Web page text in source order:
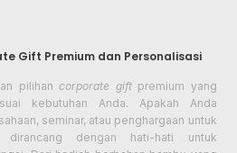
Gift Premium dan Personalisasi
pilihancorporate giftpremium yang
kebutuhan Anda. Apakah Anda
seminar, atau penghargaan untuk
dengan hati-hati untuk